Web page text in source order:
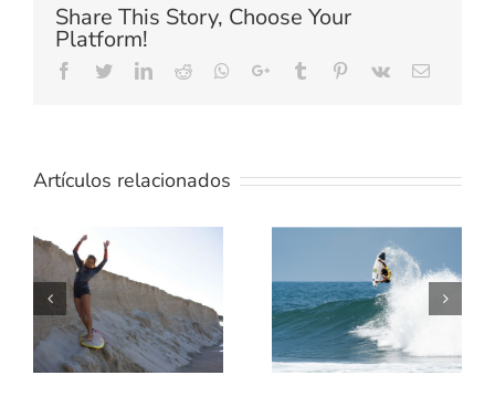
Share This Story, Choose Your
Platform!
Facebook
TwitterLinkedIn
Reddit Whatsapp
Google+Tumblr Pinterest
Vk Email
Artículos relacionados
5 MEJORES
PELICULAS
DE SURF
TE
ENSEÑAMOS
UN POCO
SOBRE
TÉRMINOS